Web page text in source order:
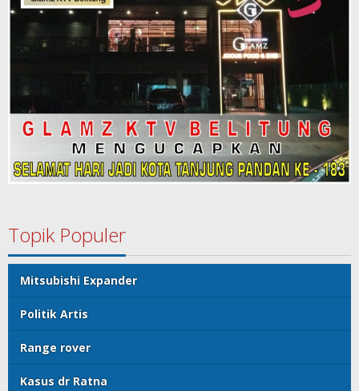
Topik Populer
Mitsubishi Expander
Politik Artis
Range rover
Kasus dr Ratna